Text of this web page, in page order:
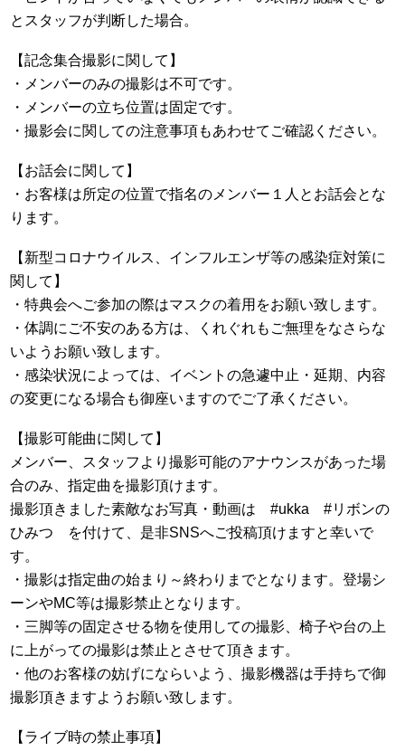
とスタッフが判断した場合。
【記念集合撮影に関して】
・メンバーのみの撮影は不可です。
・メンバーの立ち位置は固定です。
・撮影会に関しての注意事項もあわせてご確認ください。
【お話会に関して】
・お客様は所定の位置で指名のメンバー１人とお話会とな
ります。
【新型コロナウイルス、インフルエンザ等の感染症対策に
関して】
・特典会へご参加の際はマスクの着用をお願い致します。
・体調にご不安のある方は、くれぐれもご無理をなさらな
いようお願い致します。
・感染状況によっては、イベントの急遽中止・延期、内容
の変更になる場合も御座いますのでご了承ください。
【撮影可能曲に関して】
メンバー、スタッフより撮影可能のアナウンスがあった場
合のみ、指定曲を撮影頂けます。
撮影頂きました素敵なお写真・動画は #ukka #リボンの
ひみつ を付けて、是非SNSへご投稿頂けますと幸いで
す。
・撮影は指定曲の始まり～終わりまでとなります。登場シ
ーンやMC等は撮影禁止となります。
・三脚等の固定させる物を使用しての撮影、椅子や台の上
に上がっての撮影は禁止とさせて頂きます。
・他のお客様の妨げにならいよう、撮影機器は手持ちで御
撮影頂きますようお願い致します。
【ライブ時の禁止事項】